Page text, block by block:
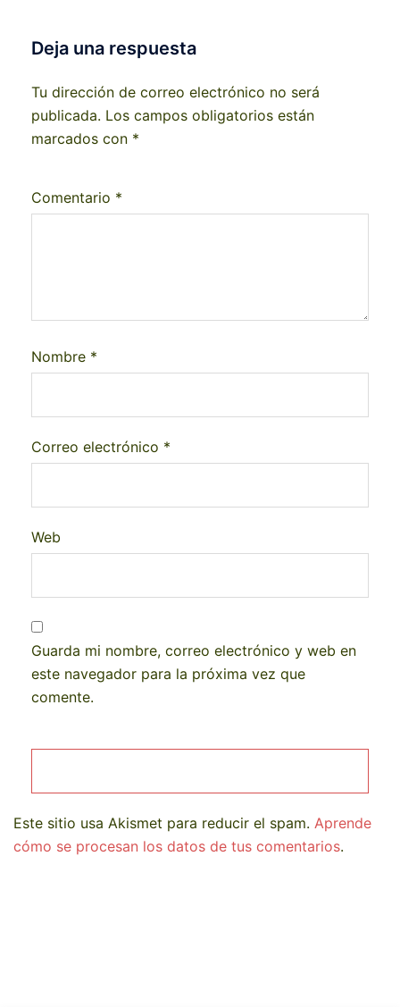
Deja una respuesta
Tu dirección de correo electrónico no será
publicada. Los campos obligatorios están
marcados con *
Comentario *
Nombre *
Correo electrónico *
Web
Guarda mi nombre, correo electrónico y web en
este navegador para la próxima vez que
comente.
Este sitio usa Akismet para reducir el spam. Aprende
cómo se procesan los datos de tus comentarios.